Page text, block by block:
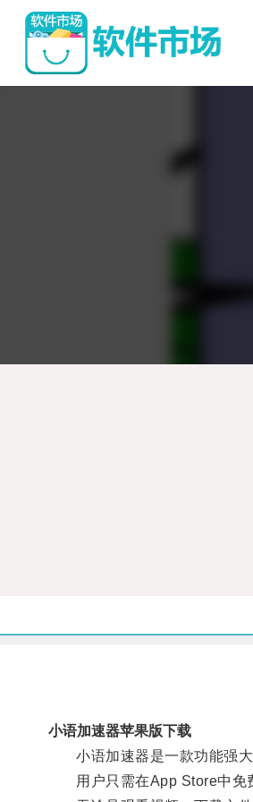
小语加速器苹果版下载
小语加速器是一款功能强大
用户只需在App Store中免费